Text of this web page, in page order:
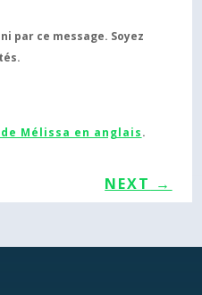
par ce message. Soyez
Mélissa en anglais.
NEXT →